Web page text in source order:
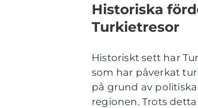
Historiska
Turkietresor
Historiskt sett har
som har påverkat
på grund av
regionen. Trots